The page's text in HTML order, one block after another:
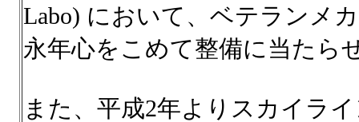
Labo) において、ベテランメ
永年心をこめて整備に当たら
また、平成2年よりスカイラ